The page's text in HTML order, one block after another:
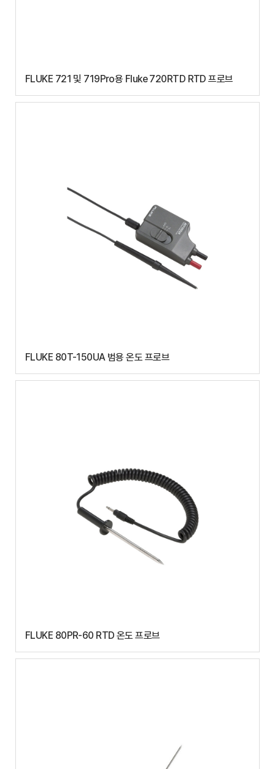
FLUKE 721 및 719Pro용 Fluke 720RTD RTD 프로브
FLUKE 80T-150UA 범용 온도 프로브
FLUKE 80PR-60 RTD 온도 프로브